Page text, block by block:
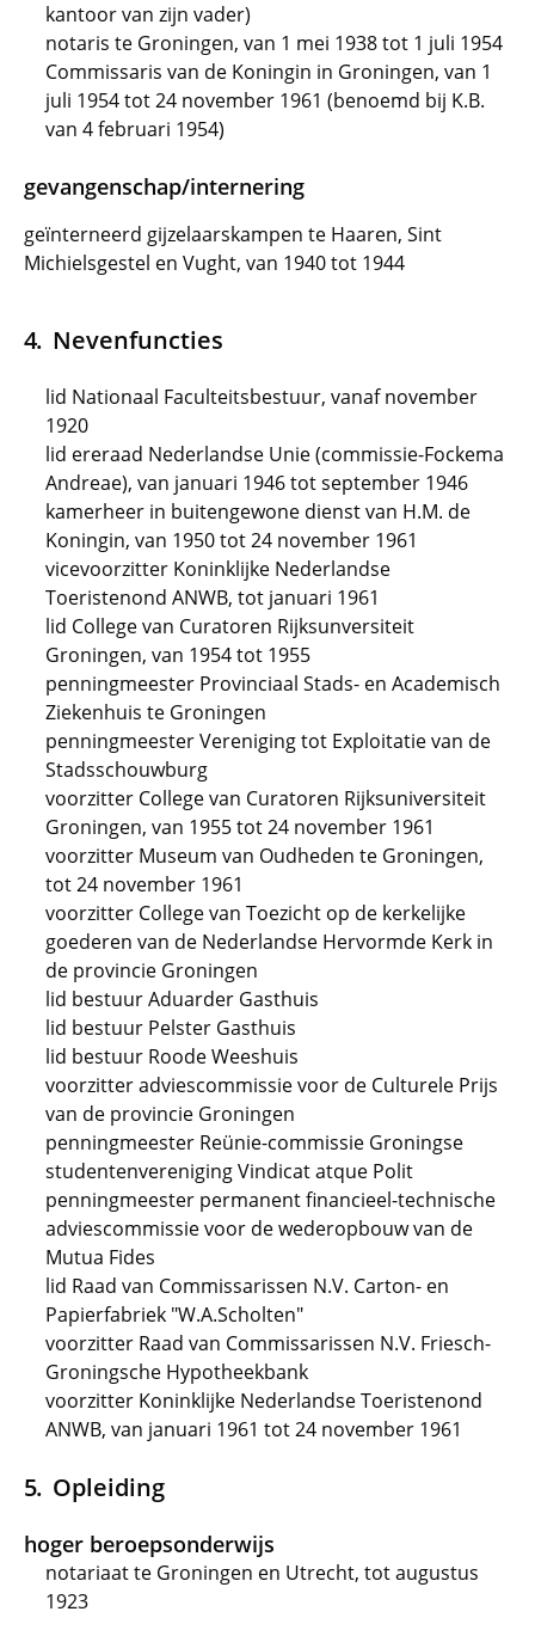
kantoor van zijn vader)
notaris te Groningen, van 1 mei 1938 tot 1 juli 1954
Commissaris van de Koningin in Groningen, van 1
juli 1954 tot 24 november 1961 (benoemd bij K.B.
van 4 februari 1954)
gevangenschap/internering
geïnterneerd gijzelaarskampen te Haaren, Sint
Michielsgestel en Vught, van 1940 tot 1944
Nevenfuncties
lid Nationaal Faculteitsbestuur, vanaf november
1920
lid ereraad Nederlandse Unie (commissie-Fockema
Andreae), van januari 1946 tot september 1946
kamerheer in buitengewone dienst van H.M. de
Koningin, van 1950 tot 24 november 1961
vicevoorzitter Koninklijke Nederlandse
Toeristenond ANWB, tot januari 1961
lid College van Curatoren Rijksunversiteit
Groningen, van 1954 tot 1955
penningmeester Provinciaal Stads- en Academisch
Ziekenhuis te Groningen
penningmeester Vereniging tot Exploitatie van de
Stadsschouwburg
voorzitter College van Curatoren Rijksuniversiteit
Groningen, van 1955 tot 24 november 1961
voorzitter Museum van Oudheden te Groningen,
tot 24 november 1961
voorzitter College van Toezicht op de kerkelijke
goederen van de Nederlandse Hervormde Kerk in
de provincie Groningen
lid bestuur Aduarder Gasthuis
lid bestuur Pelster Gasthuis
lid bestuur Roode Weeshuis
voorzitter adviescommissie voor de Culturele Prijs
van de provincie Groningen
penningmeester Reünie-commissie Groningse
studentenvereniging Vindicat atque Polit
penningmeester permanent financieel-technische
adviescommissie voor de wederopbouw van de
Mutua Fides
lid Raad van Commissarissen N.V. Carton- en
Papierfabriek "W.A.Scholten"
voorzitter Raad van Commissarissen N.V. Friesch-
Groningsche Hypotheekbank
voorzitter Koninklijke Nederlandse Toeristenond
ANWB, van januari 1961 tot 24 november 1961
Opleiding
hoger beroepsonderwijs
notariaat te Groningen en Utrecht, tot augustus
1923